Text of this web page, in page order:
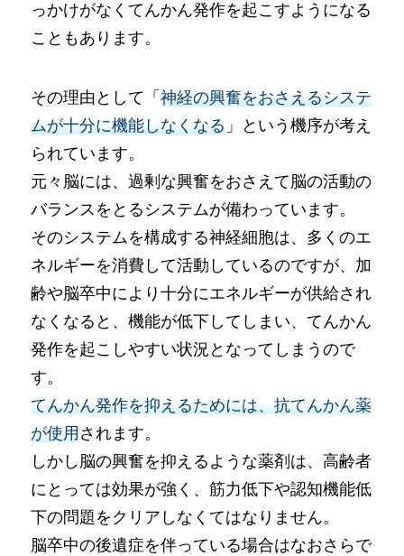
っかけがなくてんかん発作を起こすようになる
こともあります。
その理由として「神経の興奮をおさえるシステ
ムが十分に機能しなくなる 」という機序が考え
られています。
元々脳には、過剰な興奮をおさえて脳の活動の
バランスをとるシステムが備わっています。
そのシステムを構成する神経細胞は、多くのエ
ネルギーを消費して活動しているのですが、加
齢や脳卒中により十分にエネルギーが供給され
なくなると、機能が低下してしまい、てんかん
発作を起こしやすい状況となってしまうので
す。
てんかん発作を抑えるためには、抗てんかん薬
が使用されます。
しかし脳の興奮を抑えるような薬剤は、高齢者
にとっては効果が強く、筋力低下や認知機能低
下の問題をクリアしなくてはなりません。
脳卒中の後遺症を伴っている場合はなおさらで